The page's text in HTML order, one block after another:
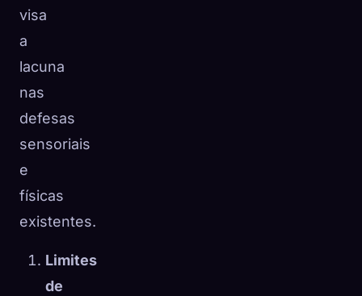
visa
a
lacuna
nas
defesas
sensoriais
e
físicas
existentes.
Limites
de